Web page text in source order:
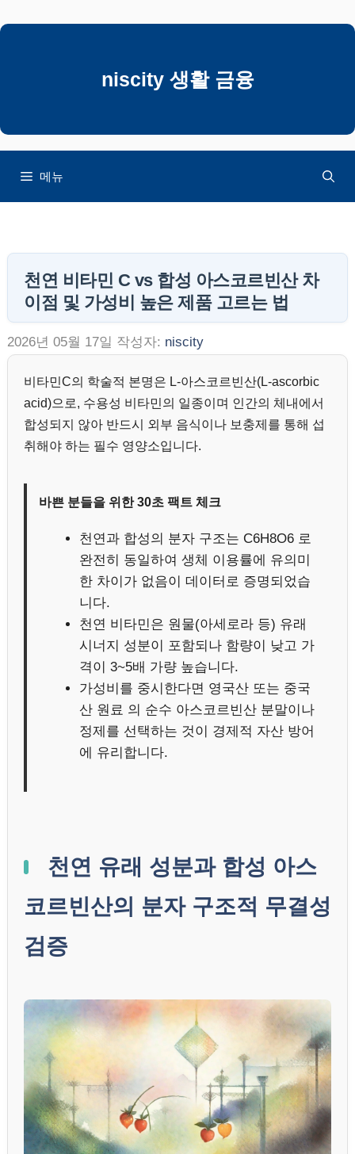
텐
뛰
niscity 생활 금융
메뉴
천연 비타민 C vs 합성 아스코르빈산 차
이점 및 가성비 높은 제품 고르는 법
2026년 05월 17일 작성자: niscity
비타민C의 학술적 본명은 L-아스코르빈산(L-ascorbic
acid)으로, 수용성 비타민의 일종이며 인간의 체내에서
합성되지 않아 반드시 외부 음식이나 보충제를 통해 섭
취해야 하는 필수 영양소입니다.
바쁜 분들을 위한 30초 팩트 체크
천연과 합성의 분자 구조는 C6H8O6 로
완전히 동일하여 생체 이용률에 유의미
한 차이가 없음이 데이터로 증명되었습
니다.
천연 비타민은 원물(아세로라 등) 유래
시너지 성분이 포함되나 함량이 낮고 가
격이 3~5배 가량 높습니다.
가성비를 중시한다면 영국산 또는 중국
산 원료 의 순수 아스코르빈산 분말이나
정제를 선택하는 것이 경제적 자산 방어
에 유리합니다.
천연 유래 성분과 합성 아스
코르빈산의 분자 구조적 무결성
검증